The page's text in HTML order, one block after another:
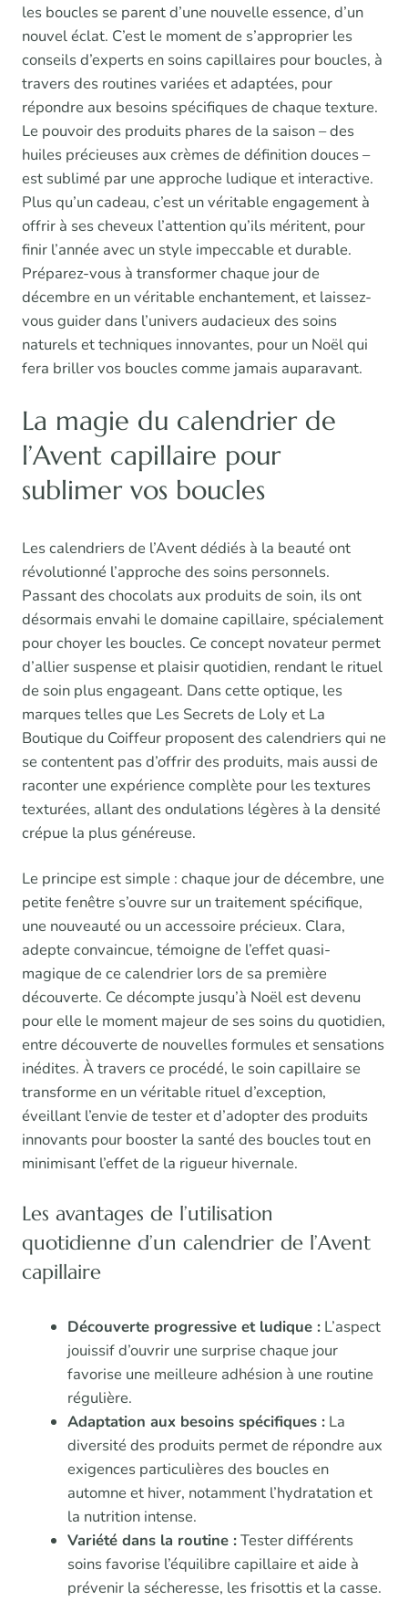
les boucles se parent d’une nouvelle essence, d’un
nouvel éclat. C’est le moment de s’approprier les
conseils d’experts en soins capillaires pour boucles, à
travers des routines variées et adaptées, pour
répondre aux besoins spécifiques de chaque texture.
Le pouvoir des produits phares de la saison – des
huiles précieuses aux crèmes de définition douces –
est sublimé par une approche ludique et interactive.
Plus qu’un cadeau, c’est un véritable engagement à
offrir à ses cheveux l’attention qu’ils méritent, pour
finir l’année avec un style impeccable et durable.
Préparez-vous à transformer chaque jour de
décembre en un véritable enchantement, et laissez-
vous guider dans l’univers audacieux des soins
naturels et techniques innovantes, pour un Noël qui
fera briller vos boucles comme jamais auparavant.
La magie du calendrier de
l’Avent capillaire pour
sublimer vos boucles
Les calendriers de l’Avent dédiés à la beauté ont
révolutionné l’approche des soins personnels.
Passant des chocolats aux produits de soin, ils ont
désormais envahi le domaine capillaire, spécialement
pour choyer les boucles. Ce concept novateur permet
d’allier suspense et plaisir quotidien, rendant le rituel
de soin plus engageant. Dans cette optique, les
marques telles que Les Secrets de Loly et La
Boutique du Coiffeur proposent des calendriers qui ne
se contentent pas d’offrir des produits, mais aussi de
raconter une expérience complète pour les textures
texturées, allant des ondulations légères à la densité
crépue la plus généreuse.
Le principe est simple : chaque jour de décembre, une
petite fenêtre s’ouvre sur un traitement spécifique,
une nouveauté ou un accessoire précieux. Clara,
adepte convaincue, témoigne de l’effet quasi-
magique de ce calendrier lors de sa première
découverte. Ce décompte jusqu’à Noël est devenu
pour elle le moment majeur de ses soins du quotidien,
entre découverte de nouvelles formules et sensations
inédites. À travers ce procédé, le soin capillaire se
transforme en un véritable rituel d’exception,
éveillant l’envie de tester et d’adopter des produits
innovants pour booster la santé des boucles tout en
minimisant l’effet de la rigueur hivernale.
Les avantages de l’utilisation
quotidienne d’un calendrier de l’Avent
capillaire
Découverte progressive et ludique :L’aspect
jouissif d’ouvrir une surprise chaque jour
favorise une meilleure adhésion à une routine
régulière.
Adaptation aux besoins spécifiques :La
diversité des produits permet de répondre aux
exigences particulières des boucles en
automne et hiver, notamment l’hydratation et
la nutrition intense.
Variété dans la routine :Tester différents
soins favorise l’équilibre capillaire et aide à
prévenir la sécheresse, les frisottis et la casse.